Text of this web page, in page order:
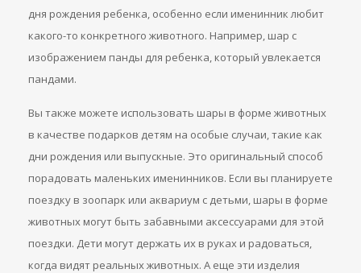
дня рождения ребенка, особенно если именинник любит
какого-то конкретного животного. Например, шар с
изображением панды для ребенка, который увлекается
пандами.
Вы также можете использовать шары в форме животных
в качестве подарков детям на особые случаи, такие как
дни рождения или выпускные. Это оригинальный способ
порадовать маленьких именинников. Если вы планируете
поездку в зоопарк или аквариум с детьми, шары в форме
животных могут быть забавными аксессуарами для этой
поездки. Дети могут держать их в руках и радоваться,
когда видят реальных животных. А еще эти изделия